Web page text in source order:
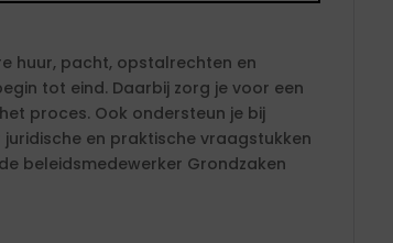
huur, pacht, opstalrechten en
tot eind. Daarbij zorg je voor een
proces. Ook ondersteun je bij
en praktische vraagstukken
beleidsmedewerker Grondzaken